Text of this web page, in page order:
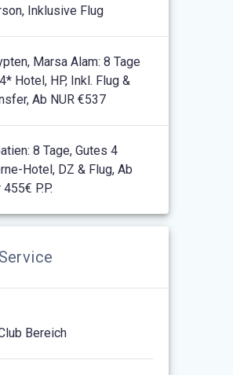
Inklusive Flug
Marsa Alam: 8 Tage
Hotel, HP, Inkl. Flug &
Ab NUR €537
8 Tage, Gutes 4
Hotel, DZ & Flug, Ab
455€ P.P.
Service
Bereich